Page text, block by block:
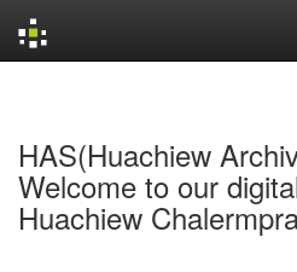
HAS(Huachiew
Welcome to our
Huachiew